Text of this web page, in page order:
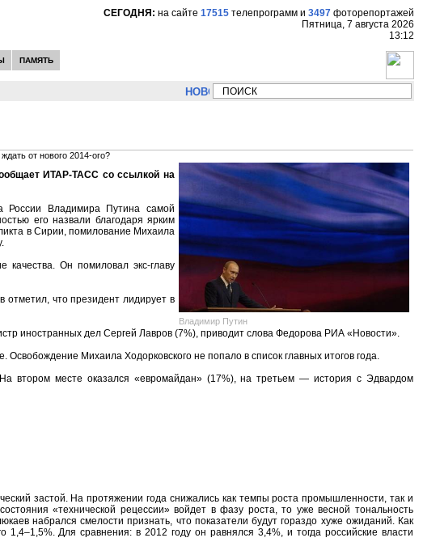
СЕГОДНЯ: на сайте 17515 телепрограмм и 3497 фоторепортажей
Пятница, 7 августа 2026
13:12
ПАМЯТЬ
НОВОСТИ: Сергей Цыпляев "Мир как никогда
от нового 2014-ого?
Владимир Путин
ИТАР-ТАСС со ссылкой на
России Владимира Путина самой
его назвали благодаря ярким
в Сирии, помилование Михаила
качества. Он помиловал экс-главу
что президент лидирует в
иностранных дел Сергей Лавров (7%), приводит слова Федорова РИА «Новости».
Михаила Ходорковского не попало в список главных итогов года.
втором месте оказался «евромайдан» (17%), на третьем — история с Эдвардом
застой. На протяжении года снижались как темпы роста промышленности, так и
«технической рецессии» войдет в фазу роста, то уже весной тональность
набрался смелости признать, что показатели будут гораздо хуже ожиданий. Как
Для сравнения: в 2012 году он равнялся 3,4%, и тогда российские власти